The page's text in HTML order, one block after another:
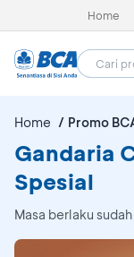
Home
Home Promo
Gandaria
Spesial
Masa berlaku